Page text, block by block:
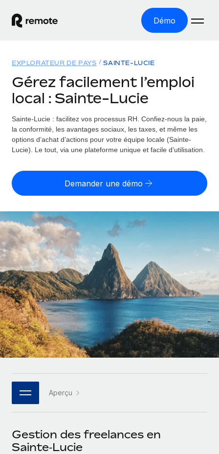
Démo
EMPLOI À L’INTERNATIONAL
Paie multipays
Gérez la paie facilement et en toute conformité
Employer of record
entités
Gestion des freelances
Intégrez et gérez vos freelances partout dans le monde
PEO
Sous-traitez les opérations complexes liées à l’emploi
INFRASTRUCTURE
Intégration Remote
Intégrez vos RH aux flux de travail en toute simplicité
Plateforme
Des fonctions RH clés intégrées pour votre équipe
Connectez n'importe quel outil d’IA à Remote grâce à
notre MCP
Rationalisez vos processus avec des outils essentiels
Solutions
COUVERTURE MONDIALE
Explorateur de pays
Toutes les informations sur l’emploi à l’international,
Explorateur des États-Unis (par État)
Simplifiez l’embauche à travers les différents États des
Comparer Remote
Examinez notre service par rapport aux autres
CROISSANCE
Start-ups
Des solutions agiles et internationales pour les RH et la
paie des entreprises en pleine croissance
Entreprises intermédiaires
Développez vos équipes avec des solutions RH sur
mesure
Entreprise
Les RH à l’international pour les grandes entreprises
Partenaires stratégiques de la tech
Intégrez les RH à l’international de manière flexible
Ressources
OUTILS & CALCULATEURS
Évaluez le risque de requalification de contrat par pays
Calculez le coût total des employés dans n’importe quel
pays
Calculateur de paiement des freelances
Découvrez les devises disponibles et les vitesses de
paiement pour vos freelances internationaux
APPRENDRE AVEC REMOTE
Recherche et guides
Études de cas
Checklists et modèles
Descriptions de postes
Événements
Tarification
English
Nederlands
Français
Deutsch
Español
Italiano
Português (Portugal)
日本語
한국어
Connexion
EXPLORATEUR DE PAYS SAINTE-LUCIE
Gérez facilement l’emploi
local : Sainte-Lucie
Sainte-Lucie : facilitez vos processus RH. Confiez-nous la paie,
la conformité, les avantages sociaux, les taxes, et même les
options d’achat d’actions pour votre équipe locale (Sainte-
Lucie). Le tout, via une plateforme unique et facile d’utilisation.
Demander une démo
Aperçu
Gestion des freelances en
Sainte‑Lucie